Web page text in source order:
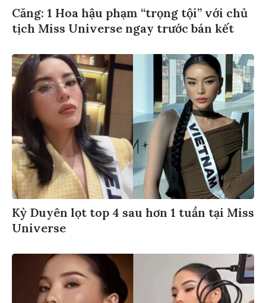
Căng: 1 Hoa hậu phạm “trọng tội” với chủ
tịch Miss Universe ngay trước bán kết
Kỳ Duyên lọt top 4 sau hơn 1 tuần tại Miss
Universe